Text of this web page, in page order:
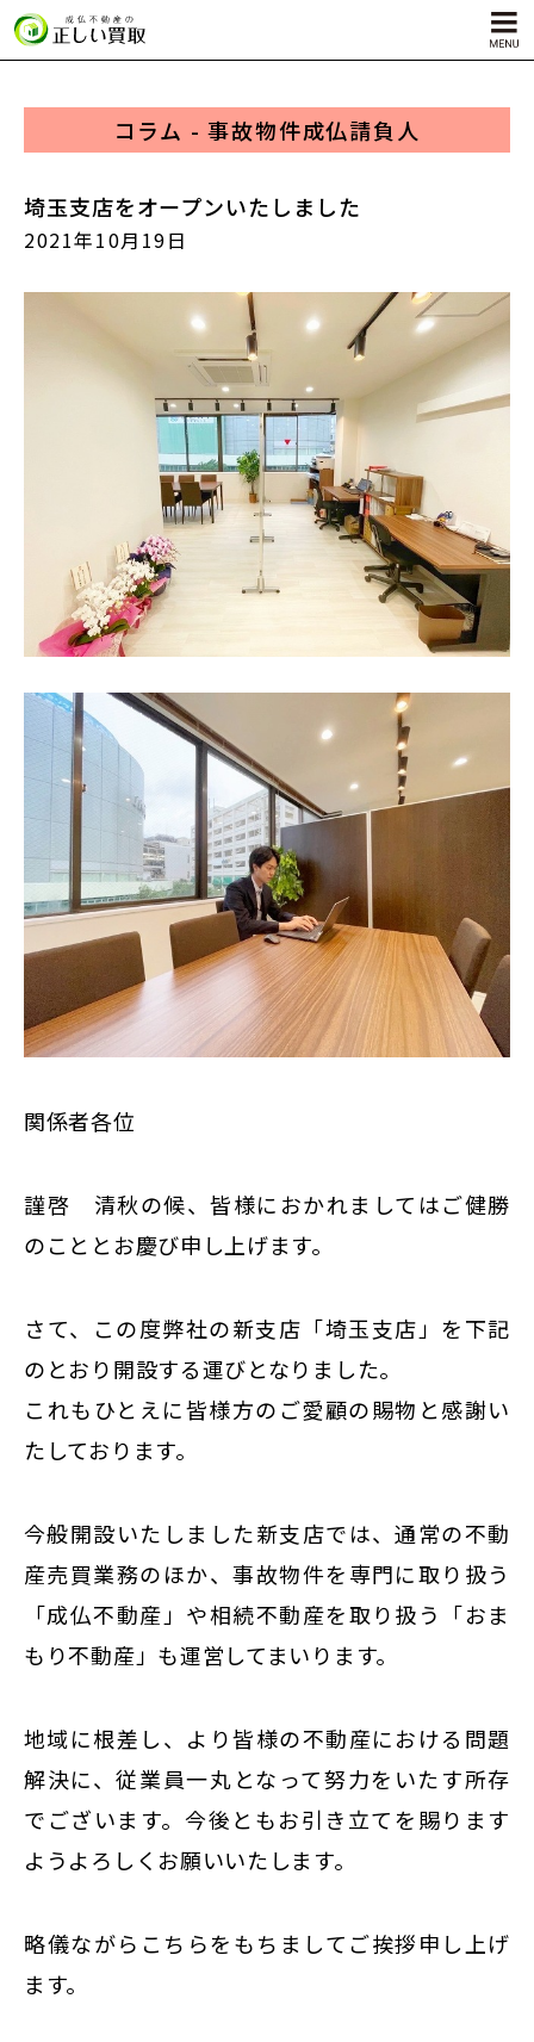
サービス内容
ゴミ屋敷物件買取
対応エリア
高崎
横浜
大和
埼玉
千葉
静岡
名古屋
大阪
福岡
コラム - 事故物件成仏請負人
埼玉支店をオープンいたしました
2021年10月19日
関係者各位
謹啓 清秋の候、皆様におかれましてはご健勝
のこととお慶び申し上げます。
さて、この度弊社の新支店「埼玉支店」を下記
のとおり開設する運びとなりました。
これもひとえに皆様方のご愛顧の賜物と感謝い
たしております。
今般開設いたしました新支店では、通常の不動
産売買業務のほか、事故物件を専門に取り扱う
「成仏不動産」や相続不動産を取り扱う「おま
もり不動産」も運営してまいります。
地域に根差し、より皆様の不動産における問題
解決に、従業員一丸となって努力をいたす所存
でございます。今後ともお引き立てを賜ります
ようよろしくお願いいたします。
略儀ながらこちらをもちましてご挨拶申し上げ
ます。